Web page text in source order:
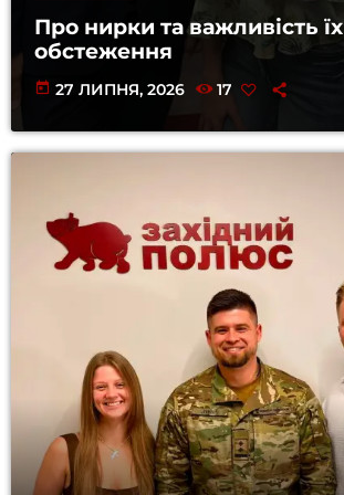
Про нирки та важливість їх
обстеження
today 27 ЛИПНЯ, 2026 17